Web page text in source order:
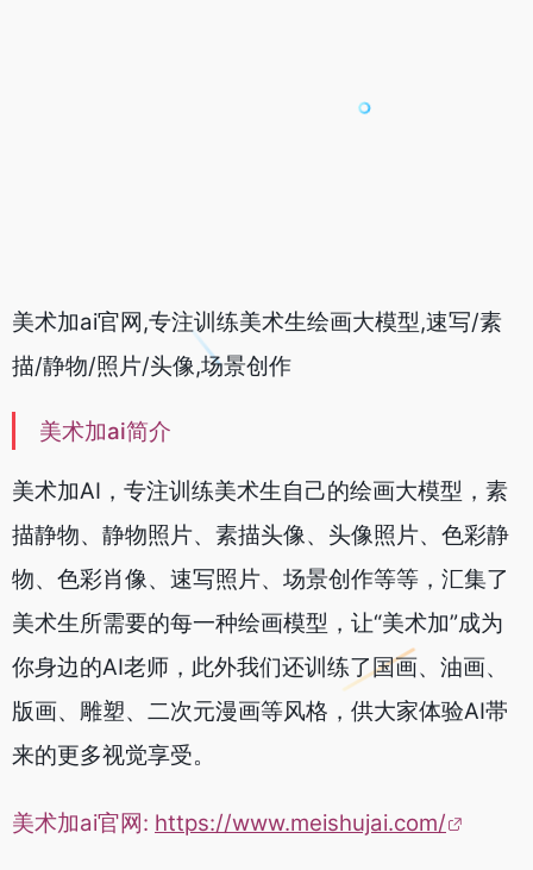
美术加ai官网,专注训练美术生绘画大模型,速写/素
描/静物/照片/头像,场景创作
美术加ai简介
美术加AI，专注训练美术生自己的绘画大模型，素
描静物、静物照片、素描头像、头像照片、色彩静
物、色彩肖像、速写照片、场景创作等等，汇集了
美术生所需要的每一种绘画模型，让“美术加”成为
你身边的AI老师，此外我们还训练了国画、油画、
版画、雕塑、二次元漫画等风格，供大家体验AI帯
来的更多视觉享受。
美术加ai官网: https://www.meishujai.com/